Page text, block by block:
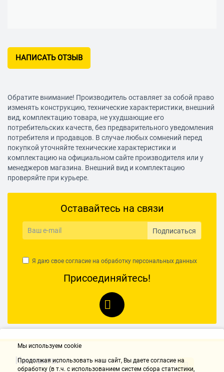
НАПИСАТЬ ОТЗЫВ
Обратите внимание! Производитель оставляет за собой право
изменять конструкцию, технические характеристики, внешний
вид, комплектацию товара, не ухудшающие его
потребительских качеств, без предварительного уведомления
потребителя и продавцов. В случае любых сомнений перед
покупкой уточняйте технические характеристики и
комплектацию на официальном сайте производителя или у
менеджеров магазина. Внешний вид и комплектацию
проверяйте при курьере.
Оставайтесь на связи
Подписаться
Я даю свое согласие на обработку персональных данных
Присоединяйтесь!
Контакты
Мы используем cookie
Продолжая использовать наш cайт, Вы даете согласие на
обработку (в т.ч. с использованием систем сбора статистики,